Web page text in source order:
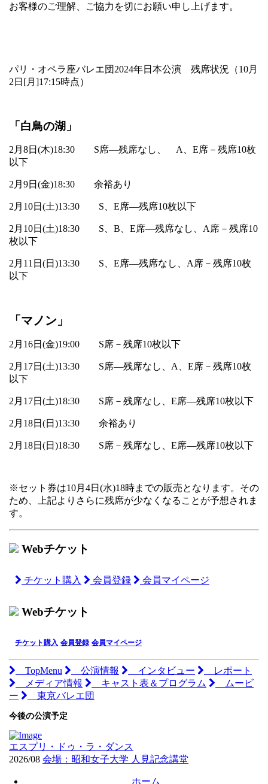
お客様のご理解、ご協力を切にお願い申し上げます。
パリ・オペラ座バレエ団 2024年日本公演 残席状況（10月
2 日 [月 ]17:15時点）
「白鳥の湖」
2 月 8日 (木)18:30 S席―残席なし、 A E席－残席10枚
以下
2 月 9日 (金)18:30 余裕あり
2 月 10日 (土)13:30 S E席―残席10枚以下
2 月 10日 (土)18:30 S B E席―残席なし、 A 席－残席10
枚以下
2 月 11 日 (日 )13:30 S E席―残席なし、 A 席－残席10枚
以下
「マノン」
2 月 16日 (金)19:00 S席－残席10枚以下
2 月 17日 (土)13:30 S席―残席なし、 A E席－残席10枚
以下
2 月 17日 (土)18:30 S席－残席なし、 E席―残席10枚以下
2 月 18日 (日 )13:30 余裕あり
2 月 18日 (日 )18:30 S席－残席なし、 E席―残席10枚以下
※セット券は10月 4日 (水)18時までの販売となります。その
ため、上記よりさらに残席が少なくなることが予想されま
す。
Webチケット
チケット購入 会員登録 会員マイページ
Webチケット
チケット購入 会員登録 会員マイページ
TopMenu 公演情報 インタビュー
レポート
メディア情報
キャスト表＆プログラム
ムービ
ー
東京バレエ団
今後の公演予定
エスプリ・ドゥ・ラ・ダンス
2026/08 会場：昭和女子大学 人見記念講堂
ホーム